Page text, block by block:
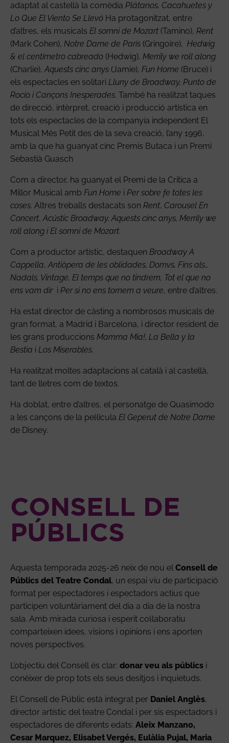
adaptat al castellà la comèdia Plátanos, Cacahuetes y
Lo Que El Viento Se Llevó Ha protagonitzat, entre
d’altres, els musicals El somni de Mozart (Tamino), Rent
(Mark Cohen), Notre Dame de París (Gringoire), Hedwig
& el centímetro cabreado (Hedwig), Merrily we roll along
(Charlie), Aquests cinc anys (Jamie), Fun Home (Bruce) i
els espectacles en solitari Lluny de Broadway, Punto de
Rocío i Cançons Inesperades. També ha realitzat taques
de direcció, intèrpret, creació i producció artística en
tots els espectacles de la companyia independent El
Musical Més Petit des de la seva creació, l’any 1996,
amb la que ha guanyat cinc Premis Butaca i un Premi
Sebastià Guasch
Com a director, ha guanyat el Premi de la Critica a
Millor Musical amb Fun Home i Per sobre fe totes les
coses. Altres treballs destacats son Rent, Carousel En
Concert, Acústic Broadway, Aquests cinc anys, Merrily we
roll along i El somni de Mozart.
Com a productor artístic, destaquen Broadway A
Cappella, Antiòpera de les oblidades, Domvs, Fins als…
Nadals, Vintage, El temps que no tindrem, Tot el que no
ens vam dir i Per si no ens tornem a veure, entre d’altres.
Ha estat director de càsting a nombrosos musicals de
gran format, a Madrid i Barcelona, i director resident de
les grans produccions Mamma Mia!, La Bella y la
Bestia i Los Miserables.
Ha realitzat moltes adaptacions al català i al castellà,
tant de lletres com de textos.
Ha doblat, entre d’altres, el personatge de Quasimodo
a les cançons de la pel·lícula El Geperut de Notre Dame
de Disney.
CONSELL DE
PÚBLICS
Aquesta temporada 2025-26 neix de nou el Consell de
Públics del Teatre Condal, un espai viu de participació
format per espectadores i espectadors actius que
participen voluntàriament del dia a dia de la nostra
sala. Amb mirada curiosa i esperit col·laboratiu
comparteixen idees, visions i opinions i ens aporten
noves perspectives.
L’objectiu del Consell és clar: donar veu als públics i
conèixer de prop tots els seus desitjos i inquietuds.
El Consell de Públic està integrat per Daniel Anglès,
director artístic del teatre Condal i per sis espectadors i
espectadores de diferents edats: Aleix Manzano,
Cesar Marquez, Elisabet Vergés, Eulàlia Pujal, Maria